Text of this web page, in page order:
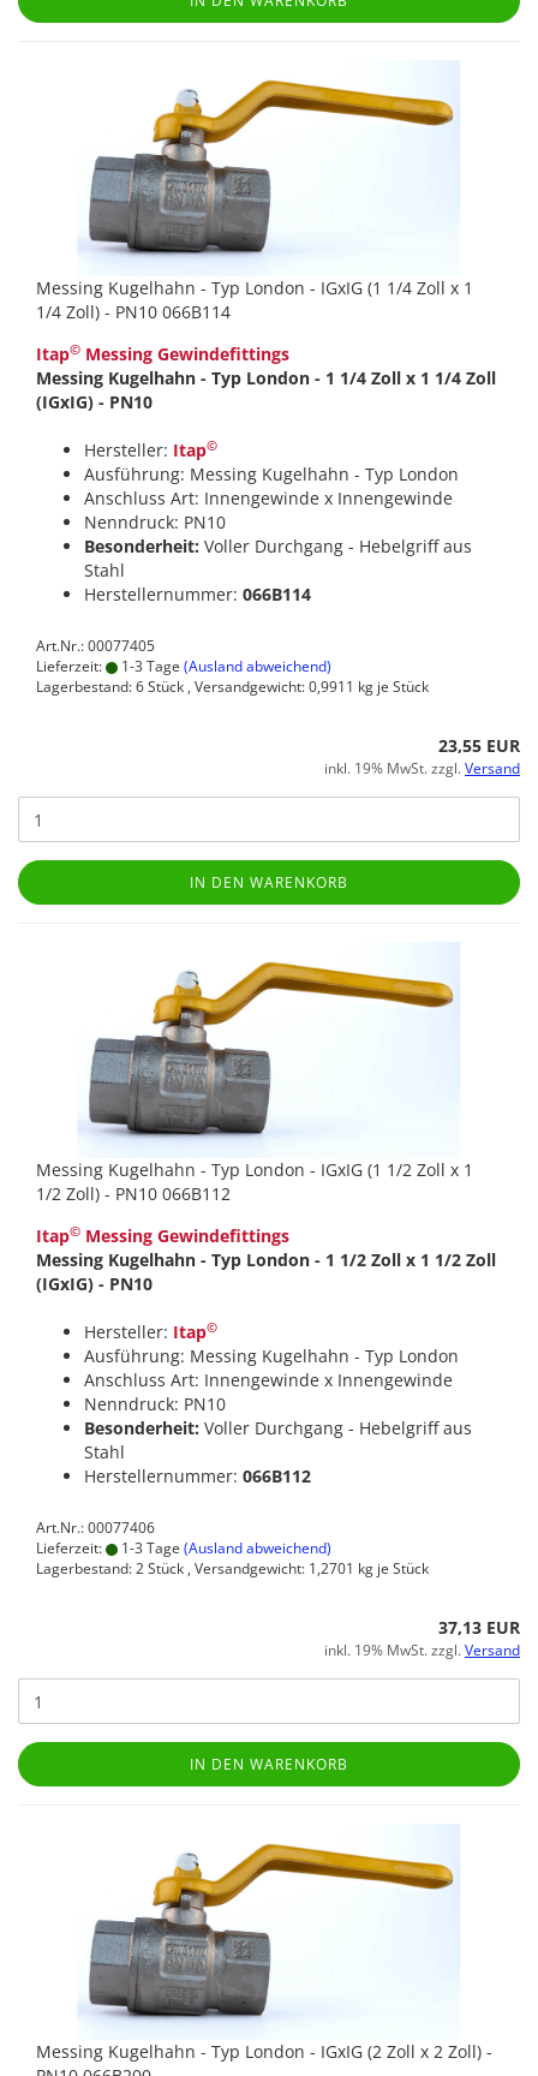
Messing Kugelhahn - Typ London - IGxIG (1 1/4 Zoll x 1
1/4 Zoll) - PN10 066B114
Itap© Messing Gewindefittings
Messing Kugelhahn - Typ London - 1 1/4 Zoll x 1 1/4 Zoll
(IGxIG) - PN10
Hersteller: Itap©
Ausführung: Messing Kugelhahn - Typ London
Anschluss Art: Innengewinde x Innengewinde
Nenndruck: PN10
Besonderheit: Voller Durchgang - Hebelgriff aus
Stahl
Herstellernummer: 066B114
Art.Nr.: 00077405
Lieferzeit:
1-3 Tage (Ausland abweichend)
Lagerbestand: 6 Stück , Versandgewicht:0,9911 kg je Stück
23,55 EUR
inkl. 19% MwSt. zzgl.Versand
IN DEN WARENKORB
Messing Kugelhahn - Typ London - IGxIG (1 1/2 Zoll x 1
1/2 Zoll) - PN10 066B112
Itap© Messing Gewindefittings
Messing Kugelhahn - Typ London - 1 1/2 Zoll x 1 1/2 Zoll
(IGxIG) - PN10
Hersteller: Itap©
Ausführung: Messing Kugelhahn - Typ London
Anschluss Art: Innengewinde x Innengewinde
Nenndruck: PN10
Besonderheit: Voller Durchgang - Hebelgriff aus
Stahl
Herstellernummer: 066B112
Art.Nr.: 00077406
Lieferzeit:
1-3 Tage (Ausland abweichend)
Lagerbestand: 2 Stück , Versandgewicht: 1,2701 kg je Stück
37,13 EUR
inkl. 19% MwSt. zzgl.Versand
IN DEN WARENKORB
Messing Kugelhahn - Typ London - IGxIG (2 Zoll x 2 Zoll) -